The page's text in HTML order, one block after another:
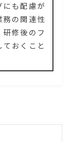
にも配慮が
務の関連性
修後のフ
おくこと